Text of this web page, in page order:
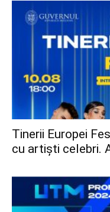
Tinerii Europei
cu artiști celebri.